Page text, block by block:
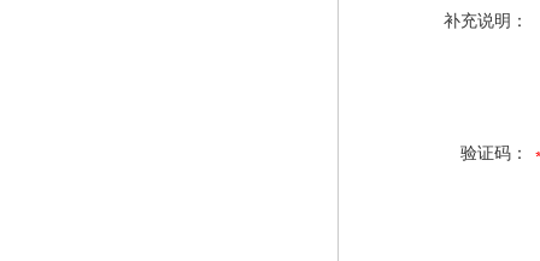
补充说明：
验证码：